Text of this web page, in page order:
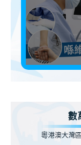
數
粵港澳大灣